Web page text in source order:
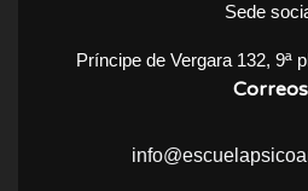
Sede
Príncipe de Vergara 132, 9ª
Correos